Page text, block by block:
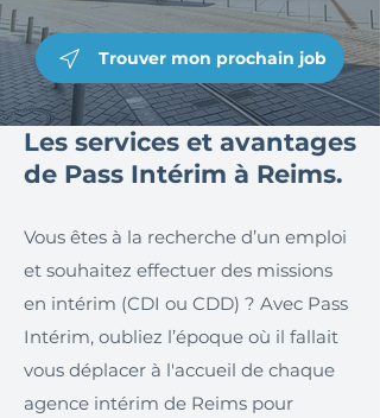
Trouver mon prochain job
Les services et avantages
de Pass Intérim à Reims.
Vous êtes à la recherche d’un emploi
et souhaitez effectuer des missions
en intérim (CDI ou CDD) ? Avec Pass
Intérim, oubliez l’époque où il fallait
vous déplacer à l'accueil de chaque
agence intérim de Reims pour